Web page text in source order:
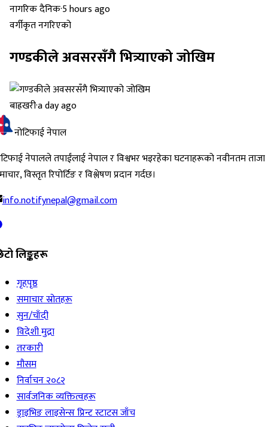
नागरिक दैनिक·5 hours ago
वर्गीकृत नगरिएको
गण्डकीले अवसरसँगै भित्र्याएको जोखिम
बाह्रखरी·a day ago
नोटिफाई नेपाल
नेपालले तपाईंलाई नेपाल र विश्वभर भइरहेका घटनाहरूको नवीनतम ताजा
विस्तृत रिपोर्टिङ र विश्लेषण प्रदान गर्दछ।
info.notifynepal@gmail.com
लिङ्कहरू
गृहपृष्ठ
समाचार स्रोतहरू
सुन/चाँदी
विदेशी मुद्रा
तरकारी
मौसम
निर्वाचन २०८२
सार्वजनिक व्यक्तित्वहरू
ड्राइभिङ लाइसेन्स प्रिन्ट स्टाटस जाँच